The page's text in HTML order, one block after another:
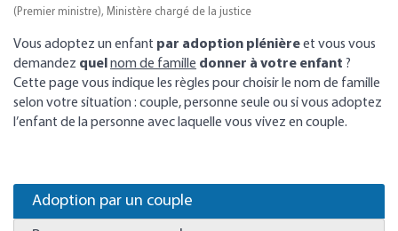
(Premier ministre), Ministère chargé de la justice
Vous adoptez un enfant par adoption plénièreet vous vous
demandez quelnom de famille donner à votre enfant ?
Cette page vous indique les règles pour choisir le nom de famille
selon votre situation : couple, personne seule ou si vous adoptez
l’enfant de la personne avec laquelle vous vivez en couple.
Adoption par un couple